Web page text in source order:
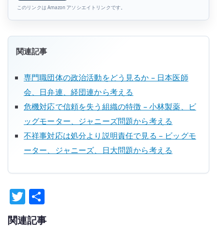
このリンクは Amazon アソシエイトリンクです。
関連記事
専門職団体の政治活動をどう見るか – 日本医師
会、日弁連、経団連から考える
危機対応で信頼を失う組織の特徴 – 小林製薬、ビ
ッグモーター、ジャニーズ問題から考える
不祥事対応は処分より説明責任で見る – ビッグモ
ーター、ジャニーズ、日大問題から考える
T
w 有
関連記事